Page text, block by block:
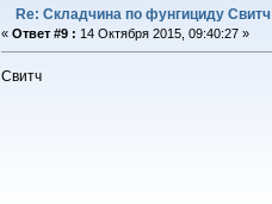
Re: Складчина по фунгициду Свитч
« Ответ #9 : 14 Октября 2015, 09:40:27 »
Свитч